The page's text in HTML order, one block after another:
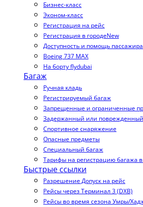
Бизнес-класс
Эконом-класс
Регистрация на рейс
Регистрация в городеNew
Доступность и помощь
Boeing 737 MAX
На борту flydubai
Багаж
Ручная кладь
Регистрируемый багаж
Запрещенные и ограниченные
Задержанный или
Спортивное снаряжение
Опасные предметы
Специальный багаж
Тарифы на регистрацию багажа в
Быстрые ссылки
Разрешение Допуск на рейс
Рейсы через Терминал 3 (DXB)
Рейсы во время сезона Умры/